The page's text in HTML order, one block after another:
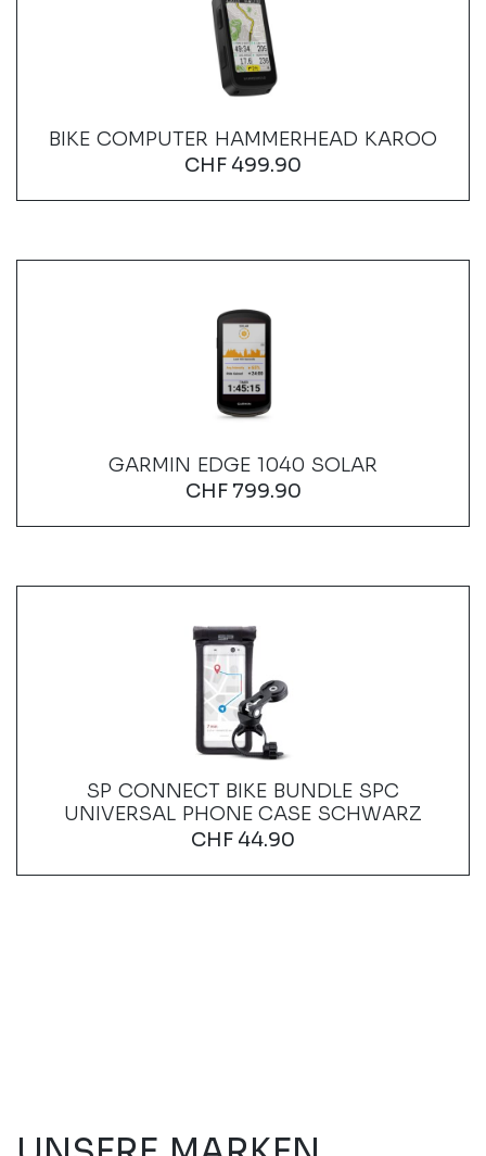
BIKE COMPUTER HAMMERHEAD KAROO
CHF 499.90
GARMIN EDGE 1040 SOLAR
CHF799.90
SP CONNECT BIKE BUNDLE SPC
UNIVERSAL PHONE CASE SCHWARZ
CHF 44.90